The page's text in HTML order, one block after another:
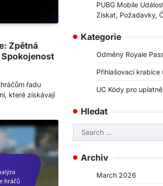
Zpětná
Spokojenost
řadu
které získávají
PUBG Mobile
Získat, Požadavky,
Kategorie
Odměny Royale
Přihlašovací krabice
UC Kódy pro
Hledat
Search
for:
Archiv
March 2026